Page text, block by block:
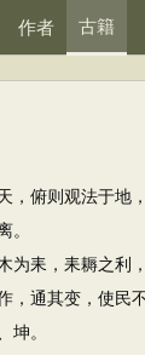
作者 古籍
则观法于地，
，耒耨之利，
通其变，使民
坤。